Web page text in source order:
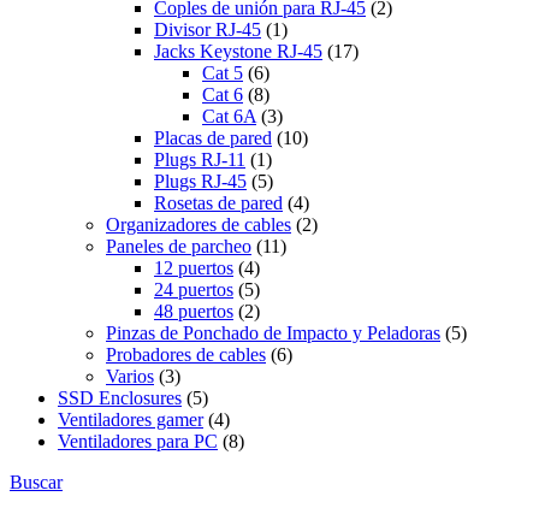
Coples de unión para RJ-45 (2)
Divisor RJ-45 (1)
Jacks Keystone RJ-45 (17)
Cat 5 (6)
Cat 6 (8)
Cat 6A (3)
Placas de pared (10)
Plugs RJ-11 (1)
Plugs RJ-45 (5)
Rosetas de pared (4)
Organizadores de cables (2)
Paneles de parcheo (11)
12 puertos (4)
24 puertos (5)
48 puertos (2)
Pinzas de Ponchado de Impacto y Peladoras (5)
Probadores de cables (6)
Varios (3)
SSD Enclosures (5)
Ventiladores gamer (4)
Ventiladores para PC (8)
Buscar